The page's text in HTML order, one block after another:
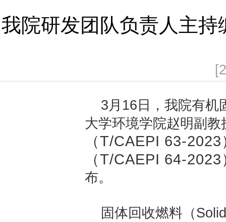
我院研发团队负责人主
3月16日，我院有机
大学环境学院赵明副教
（T/CAEPI 63-2023
（T/CAEPI 64-2023
布。
固体回收燃料（